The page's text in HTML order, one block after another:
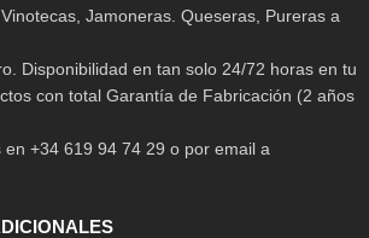
Jamoneras. Queseras, Pureras a
Disponibilidad en tan solo 24/72 horas en tu
con total Garantía de Fabricación (2 años
+34 619 94 74 29 o por email a